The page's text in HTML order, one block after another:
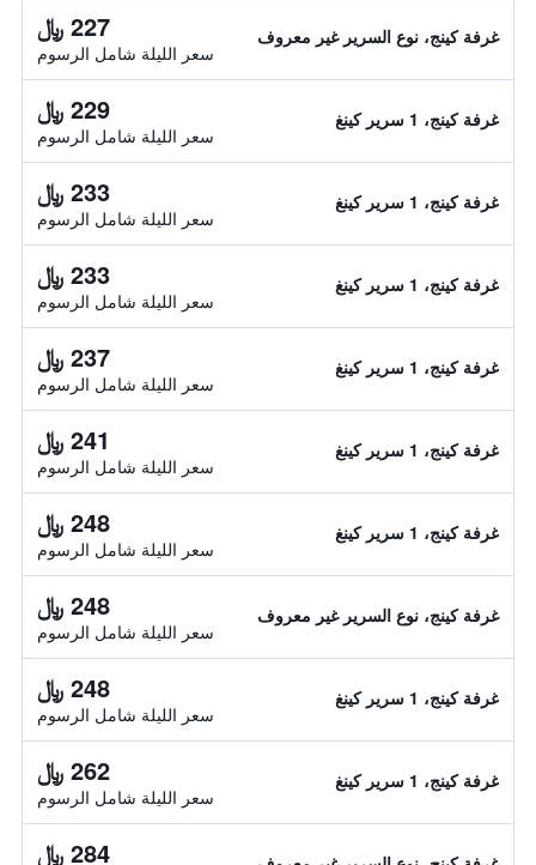
غرفة كينج، نوع السرير غير معروف 227 ﷼
سعر الليلة شامل الرسوم
غرفة كينج، 1 سرير كينغ 229 ﷼
سعر الليلة شامل الرسوم
غرفة كينج، 1 سرير كينغ 233 ﷼
سعر الليلة شامل الرسوم
غرفة كينج، 1 سرير كينغ 233 ﷼
سعر الليلة شامل الرسوم
غرفة كينج، 1 سرير كينغ 237 ﷼
سعر الليلة شامل الرسوم
غرفة كينج، 1 سرير كينغ 241 ﷼
سعر الليلة شامل الرسوم
غرفة كينج، 1 سرير كينغ 248 ﷼
سعر الليلة شامل الرسوم
غرفة كينج، نوع السرير غير معروف 248 ﷼
سعر الليلة شامل الرسوم
غرفة كينج، 1 سرير كينغ 248 ﷼
سعر الليلة شامل الرسوم
غرفة كينج، 1 سرير كينغ 262 ﷼
سعر الليلة شامل الرسوم
284 ﷼